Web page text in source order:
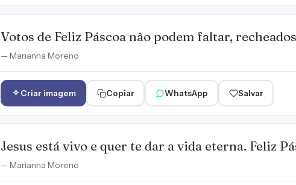
Votos de Feliz Páscoa não podem faltar,
— Marianna Moreno
Criar imagem Copiar WhatsApp Salvar
Jesus está vivo e quer te dar a vida eterna. Feliz
— Marianna Moreno